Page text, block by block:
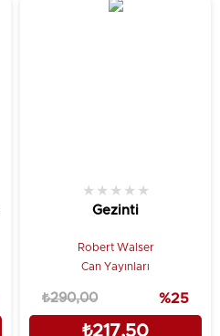
Gezinti
★ ★ ★ ★ ★
Robert Walser
Can Yayınları
₺217,50
₺290,00 %25